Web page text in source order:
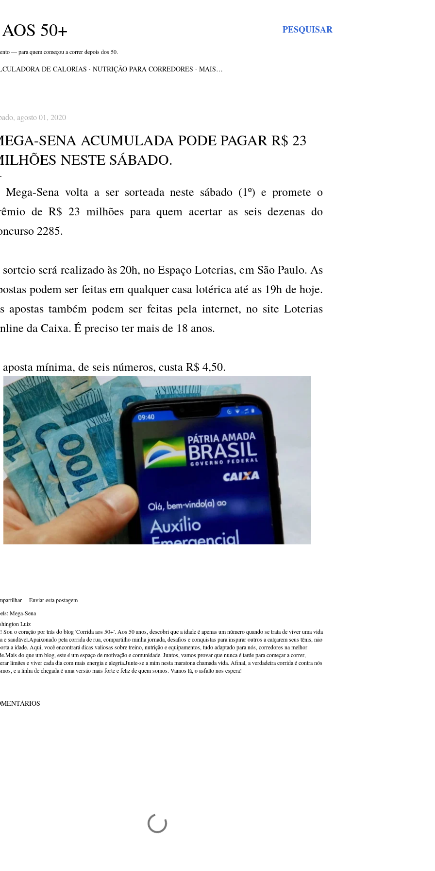
PESQUISAR
50+
— para quem começou a correr depois dos 50.
DE CALORIAS NUTRIÇÃO PARA CORREDORES MAIS…
agosto 01, 2020
SENA ACUMULADA PODE PAGAR R$ 23
NESTE SÁBADO.
Sena volta a ser sorteada neste sábado (1º) e promete o
de R$ 23 milhões para quem acertar as seis dezenas do
2285.
será realizado às 20h, no Espaço Loterias, em São Paulo. As
podem ser feitas em qualquer casa lotérica até as 19h de hoje.
apostas também podem ser feitas pela internet, no site Loterias
da Caixa. É preciso ter mais de 18 anos.
mínima, de seis números, custa R$ 4,50.
Enviar esta postagem
Mega-Sena
Luiz
Sou o coração por trás do blog 'Corrida aos 50+'. Aos 50 anos, descobri que a idade é apenas um número quando se trata de viver uma vida
e saudável.Apaixonado pela corrida de rua, compartilho minha jornada, desafios e conquistas para inspirar outros a calçarem seus tênis, não
a idade. Aqui, você encontrará dicas valiosas sobre treino, nutrição e equipamentos, tudo adaptado para nós, corredores na melhor
do que um blog, este é um espaço de motivação e comunidade. Juntos, vamos provar que nunca é tarde para começar a correr,
limites e viver cada dia com mais energia e alegria.Junte-se a mim nesta maratona chamada vida. Afinal, a verdadeira corrida é contra nós
e a linha de chegada é uma versão mais forte e feliz de quem somos. Vamos lá, o asfalto nos espera!